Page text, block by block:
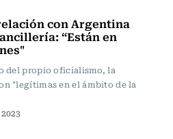
con Argentina
“Están en
del propio oficialismo, la
"legítimas en el ámbito de la